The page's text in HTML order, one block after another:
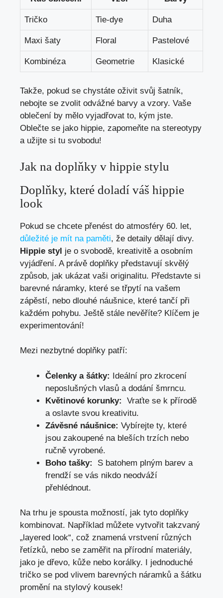
Tričko Tie-dye Duha
Maxi⁣ šaty Floral Pastelové
Kombinéza Geometrie Klasické
Takže, pokud ⁢se chystáte oživit svůj šatník,
nebojte‌ se‍ zvolit odvážné ‌barvy ‍a vzory. Vaše
oblečení by‍ mělo ⁤vyjadřovat to, kým jste.
Oblečte se⁣ jako hippie, zapomeňte na ⁢stereotypy
a užijte si tu svobodu!
Jak na doplňky v hippie ⁤stylu
Doplňky, které doladí váš hippie
look
Pokud se chcete ⁣přenést‍ do atmosféry 60.⁢ let,⁤
důležité je mít na paměti, že⁢ detaily ​dělají divy.
Hippie styl je⁢ o⁣ svobodě, kreativitě a osobním‌
vyjádření. A právě doplňky představují skvělý⁣
způsob, jak ukázat vaši⁢ originalitu. Představte si
barevné⁣ náramky, které se třpytí na vašem
zápěstí,‍ nebo dlouhé ‌náušnice, které⁤ tančí⁣ při
každém pohybu.⁣ Ještě stále nevěříte? Klíčem​ je‍
experimentování!
Mezi nezbytné doplňky‍ patří:
Čelenky a šátky: Ideální pro‍ zkrocení​
neposlušných vlasů a dodání šmrncu.
Květinové korunky:
⁤ Vraťte se k přírodě
a ‍oslavte svou⁤ kreativitu.
Závěsné náušnice: Vybírejte ty,⁣ které
jsou zakoupené‌ na bleších trzích⁣ nebo
ručně vyrobené.
Boho tašky:
⁣ S ⁢batohem plným ⁤barev a
⁢frendží se‌ vás nikdo neodváží
⁣přehlédnout.
Na trhu je spousta možností, ‍jak tyto ⁤doplňky
kombinovat. Například můžete vytvořit takzvaný
„layered ‌look“,⁢ což znamená vrstvení⁤ různých⁢
řetízků, nebo se zaměřit na přírodní materiály,
jako je dřevo,‍ kůže nebo​ korálky. I jednoduché
tričko se⁤ pod ​vlivem barevných náramků a šátku
promění na stylový kousek!